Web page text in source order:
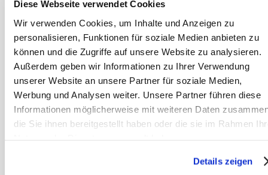
Diese Webseite verwendet Cookies
Wir verwenden Cookies, um Inhalte und Anzeigen zu
personalisieren, Funktionen für soziale Medien anbieten zu
können und die Zugriffe auf unsere Website zu analysieren.
Außerdem geben wir Informationen zu Ihrer Verwendung
unserer Website an unsere Partner für soziale Medien,
Werbung und Analysen weiter. Unsere Partner führen diese
Informationen möglicherweise mit weiteren Daten
die Sie ihnen bereitgestellt haben oder die sie im Rahmen
Details zeigen
und Krankheiten leiden: Genau jene
Pferdebesitzer greifen dann, auf der
Suche nach Linderung der
Symptomatik zur Bierhefe. Womöglich
werden sie genau damit die
(Darm-)Gesundheit ihres Pferdes nicht
verbessern.
Sanoanimal begrüßt es natürlich, dass